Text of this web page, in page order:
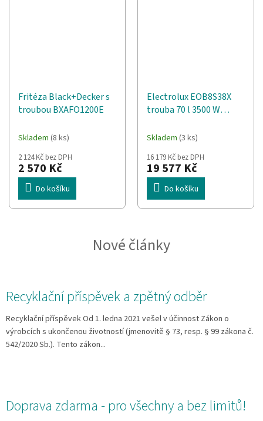
Fritéza Black+Decker s
troubou BXAFO1200E
Skladem (8 ks)
2 124 Kč bez DPH
2 570 Kč
Do košíku
Electrolux EOB8S38X
trouba 70 l 3500 W
Skladem (3 ks)
16 179 Kč bez DPH
19 577 Kč
Do košíku
Nové články
Recyklační příspěvek a zpětný odběr
Recyklační příspěvek Od 1. ledna 2021 vešel v účinnost Zákon o
výrobcích s ukončenou životností (jmenovitě § 73, resp. § 99 zákona č.
542/2020 Sb.). Tento zákon...
Doprava zdarma - pro všechny a bez limitů!